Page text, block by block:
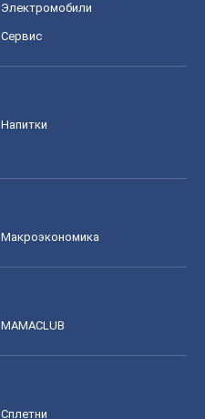
Электромобили
Сервис
Напитки
Mакроэкономика
MAMACLUB
Сплетни